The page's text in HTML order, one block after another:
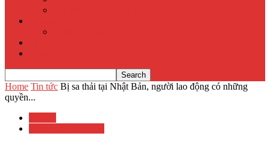
Home Tin tức Bị sa thải tại Nhật Bản, người lao động có những
quyền...